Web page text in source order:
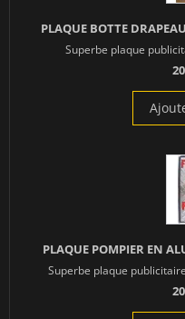
PLAQUE BOTTE
Superbe plaque
PLAQUE POMPIER EN
Superbe plaque